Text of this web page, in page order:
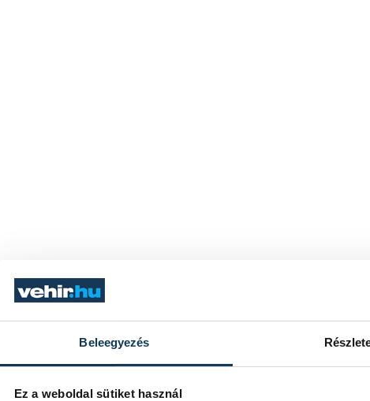
Beleegyezés
Ez a weboldal sütiket használ